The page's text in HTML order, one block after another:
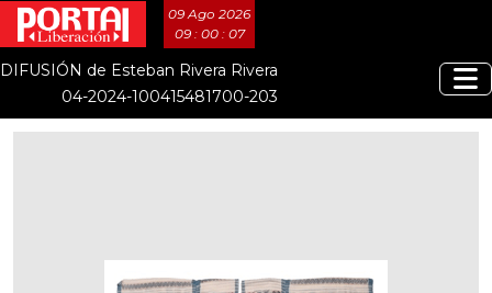
09 Ago 2026
09 : 00 : 08
DIFUSIÓN de Esteban Rivera Rivera
04-2024-100415481700-203